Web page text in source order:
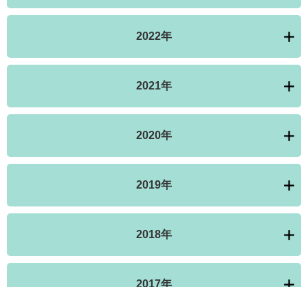
2022年
2021年
2020年
2019年
2018年
2017年